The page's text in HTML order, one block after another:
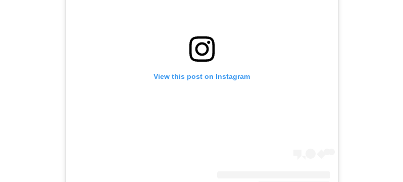
View this post on Instagram